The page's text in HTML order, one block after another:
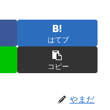
はてブ
コピー
やまだ